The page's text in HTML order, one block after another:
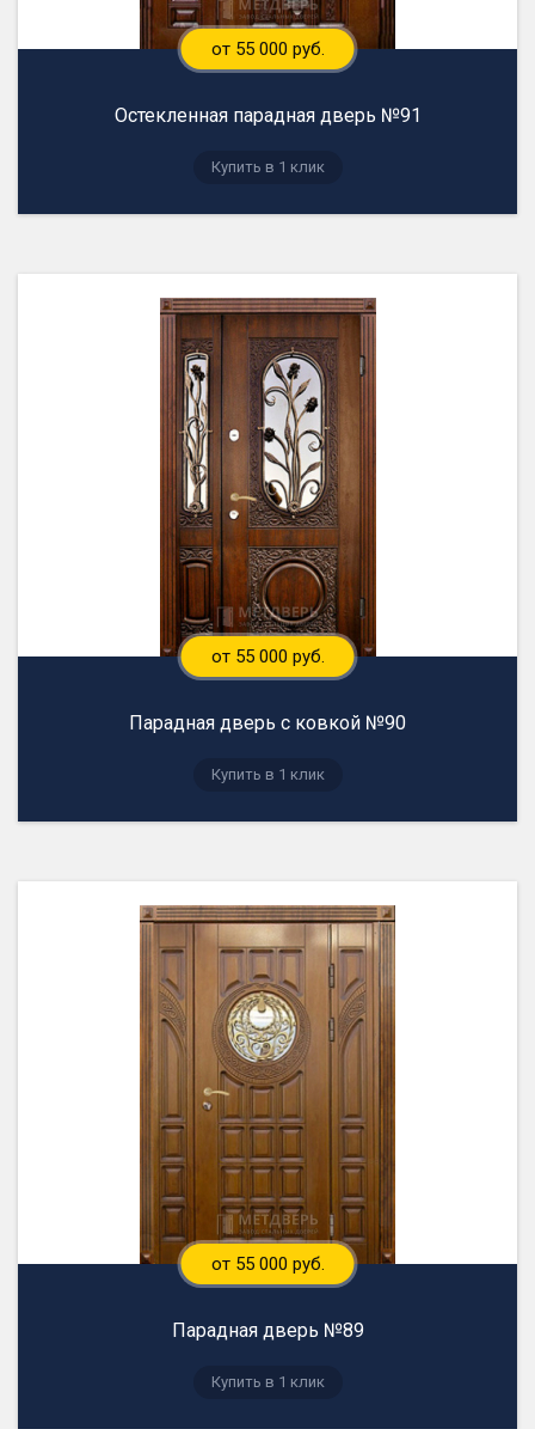
от 55 000 руб.
Остекленная парадная дверь №91
от 55 000 руб.
Парадная дверь с ковкой №90
от 55 000 руб.
Парадная дверь №89